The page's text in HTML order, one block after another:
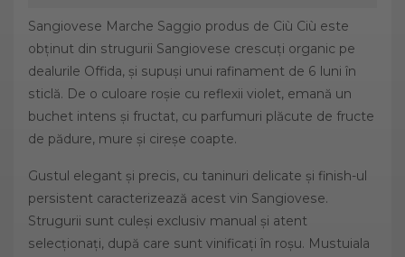
Sangiovese Marche Saggio produs de Ciù Ciù este
obținut din strugurii Sangiovese crescuți organic pe
dealurile Offida, și supuși unui rafinament de 6 luni în
sticlă. De o culoare roșie cu reflexii violet, emană un
buchet intens și fructat, cu parfumuri plăcute de fructe
de pădure, mure și cireșe coapte.
Gustul elegant și precis, cu taninuri delicate și finish-ul
persistent caracterizează acest vin Sangiovese.
Strugurii sunt culeși exclusiv manual și atent
selecționați, după care sunt vinificați în roșu. Mustuiala